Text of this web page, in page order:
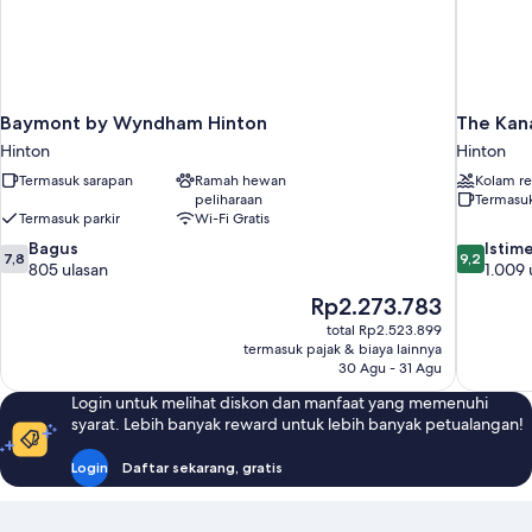
Baymont by Wyndham Hinton
Hinton
Termasuk sarapan
Ramah hewan
peliharaan
Termasuk parkir
Wi-Fi Gratis
7.8
dari
7,8 Bagus
805 ulasan
Harga
sekarang
Rp2.273.783
Rp2.273.783
total Rp2.523.899
termasuk pajak & biaya lainnya
30 Agu - 31 Agu
The
Hinton
Kolam
9.2
dari
9,2
1.009
Login untuk melihat diskon dan manfaat yang memenuhi
syarat. Lebih banyak reward untuk lebih banyak petualangan!
Login Daftar sekarang, gratis